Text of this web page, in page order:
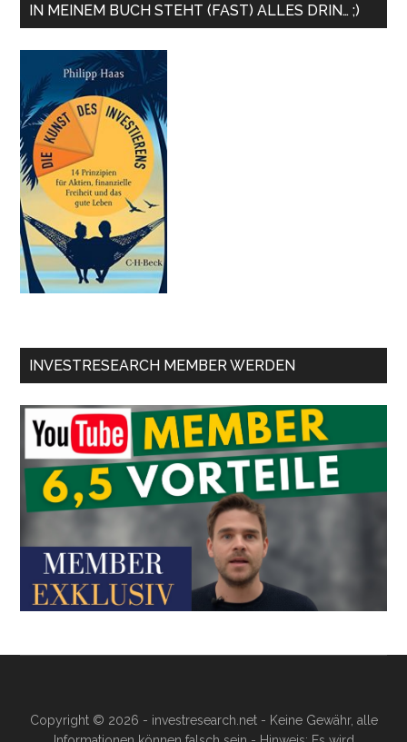
IN MEINEM BUCH STEHT (FAST) ALLES DRIN… ;)
INVESTRESEARCH MEMBER WERDEN
Copyright © 2026 - investresearch.net - Keine Gewähr, alle